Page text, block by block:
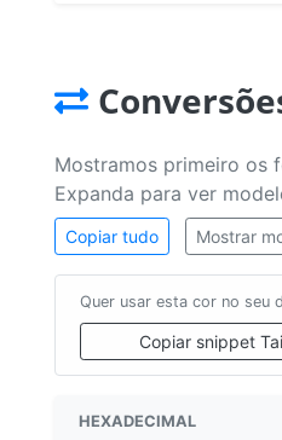
Mostramos primeiro os
Expanda para ver
Copiar tudo Mostrar
Quer usar esta cor no seu
Copiar snippet
HEXADECIMAL